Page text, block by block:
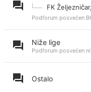
FK Željezničar,
Podforum posvećen
Niže lige
Podforum posvećen
Ostalo